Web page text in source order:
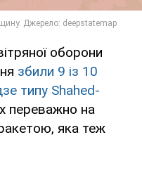
оборони
збили 9 із 10
типу Shahed-
переважно на
яка теж